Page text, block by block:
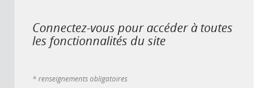
Connectez-vous pour accéder à toutes
les fonctionnalités du site
* renseignements obligatoires